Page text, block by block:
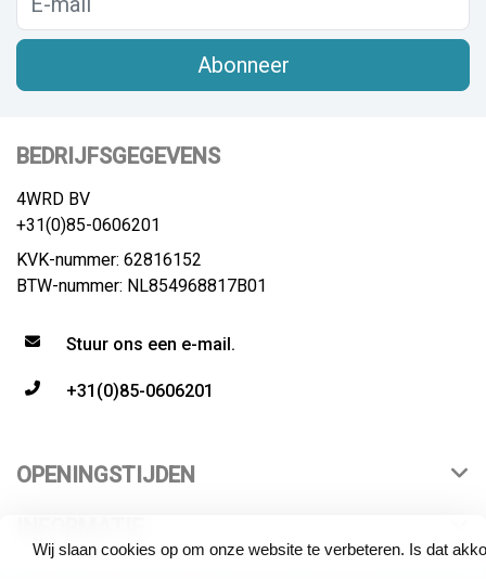
Wij slaan cookies op om onze website te verbeteren. Is dat
Abonneer
BEDRIJFSGEGEVENS
4WRD BV
+31(0)85-0606201
KVK-nummer: 62816152
BTW-nummer: NL854968817B01
Stuur ons een e-mail.
+31(0)85-0606201
OPENINGSTIJDEN